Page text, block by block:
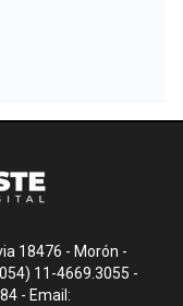
18476 - Morón -
11-4669.3055 -
- Email: